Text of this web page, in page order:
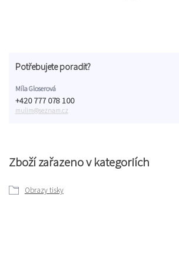
Zboží zařazeno v kategoriích
Obrazy tisky
Potřebujete poradit?
Míla Gloserová
+420 777 078 100
mulim@seznam.cz